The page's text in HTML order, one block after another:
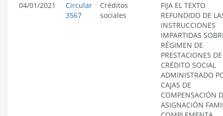
04/01/2021
Circular
3567
Créditos
sociales
FIJA EL TEXTO
REFUNDIDO DE
INSTRUCCIONES
IMPARTIDAS
RÉGIMEN DE
PRESTACIONES DE
CRÉDITO SOCIAL
ADMINISTRADO
CAJAS DE
COMPENSACIÓN
ASIGNACIÓN